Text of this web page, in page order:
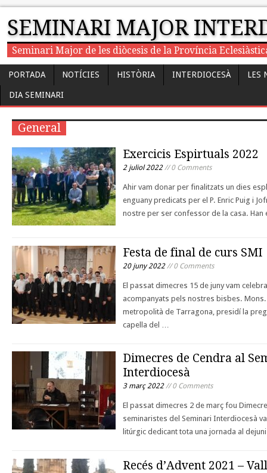
SEMINARI MAJOR
Seminari Major de les diòcesis de la Província
PORTADA NOTÍCIES HISTÒRIA INTERDIOCESÀ LES
DIA SEMINARI
General
Exercicis Espirtuals 2022
2 juliol 2022// 0 Comments
Ahir vam donar per finalitzats un dies
enguany predicats per el P. Enric Puig i
nostre per ser confessor de la casa.
Festa de final de curs SMI
20 juny 2022// 0 Comments
El passat dimecres 15 de juny vam
acompanyats pels nostres bisbes.
metropolità de Tarragona, presidí la
capella del …
Dimecres de Cendra al
Interdiocesà
3 març 2022// 0 Comments
El passat dimecres 2 de març fou
seminaristes del Seminari Interdiocesà
litúrgic dedicant tota una jornada al
Recés d’Advent 2021 –